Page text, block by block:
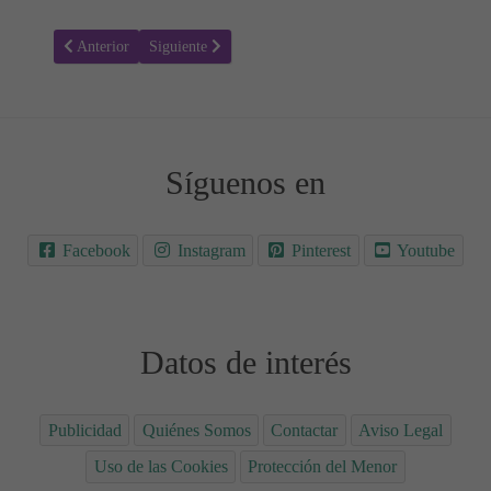
Artículo anterior: Primer día de clase
Anterior Artículo siguiente: En tiempos de las cavernas
Siguiente
Síguenos en
Facebook Instagram Pinterest Youtube
Datos de interés
Publicidad Quiénes Somos Contactar
Aviso Legal
Uso de las Cookies
Protección del Menor